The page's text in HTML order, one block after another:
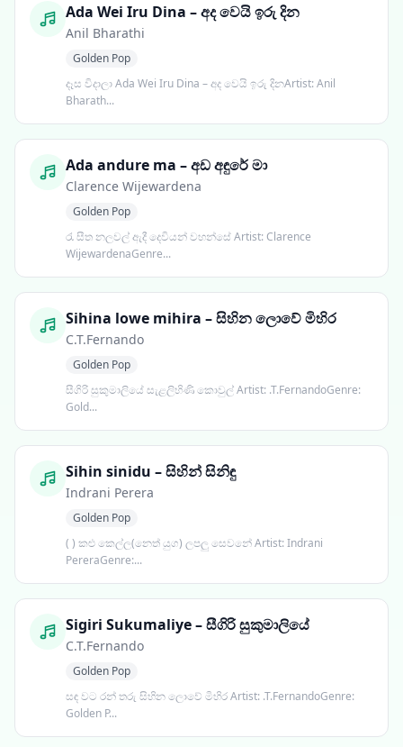
Ada Wei Iru Dina – අද වෙයි ඉරු දින
Anil Bharathi
Golden Pop
දෑස විදාලා Ada Wei Iru Dina – අද වෙයි ඉරු දිනArtist: Anil
Bharath...
Ada andure ma – අඩ අඳුරේ මා
Clarence Wijewardena
Golden Pop
රැ සීත නලවල් ඇදී දෙවියන් වහන්සේ Artist: Clarence
WijewardenaGenre...
Sihina lowe mihira – සිහින ලොවේ මිහිර
C.T.Fernando
Golden Pop
සීගිරි සුකුමාලියේ සැළලිහිණි කොවුල් Artist: .T.FernandoGenre:
Gold...
Sihin sinidu – සිහින් සිනිඳු
Indrani Perera
Golden Pop
( ) කළු කෙල්ල(නෙත් යුග) ලපලු සෙවනේ Artist: Indrani
PereraGenre:...
Sigiri Sukumaliye – සීගිරි සුකුමාලියේ
C.T.Fernando
Golden Pop
සඳ වට රන් තරු සිහින ලොවේ මිහිර Artist: .T.FernandoGenre:
Golden P...